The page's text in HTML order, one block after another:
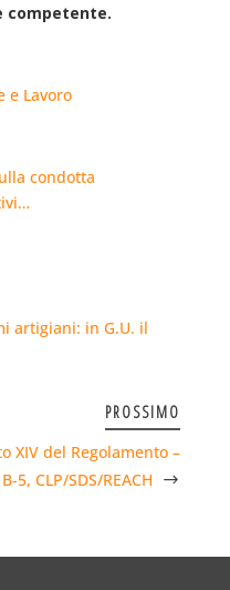
competente.
e Lavoro
condotta
artigiani: in G.U. il
PROSSIMO
XIV del Regolamento –
5, CLP/SDS/REACH